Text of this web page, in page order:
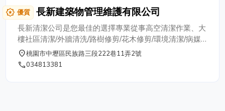
安全放心。 歡迎您來電洽詢：0910-368590
0975－726567
0978-567589
award_star 優質 長新建築物管理維護有限公司
長新清潔公司是您最佳的選擇專業從事高空清潔作業、大
樓社區清潔/外牆清洗/路樹修剪/花木修剪/環境清潔/病媒
防治/洗地打蠟/水塔清洗完善清潔/迅速服務/合理收費是長
新清潔的基本宗旨
place桃園市中壢區民族路三段222巷11弄2號
phone034813381